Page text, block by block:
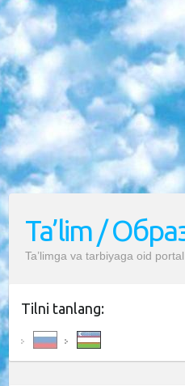
Ta’lim /
Ta’limga va tarbiyaga oid portal
Tilni tanlang: